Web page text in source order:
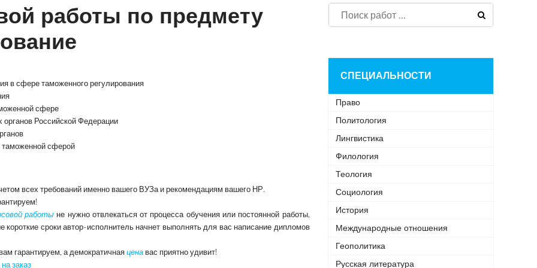
работы по предмету
в сфере таможенного регулирования
сфере
Российской Федерации
таможенной сферой
всех требований именно вашего ВУЗа и рекомендациям вашего НР.
работы не нужно отвлекаться от процесса обучения или постоянной работы,
сроки автор-исполнитель начнет выполнять для вас написание дипломов
гарантируем, а демократичнаяцена вас приятно удивит!
заказ
СПЕЦИАЛЬНОСТИ
Право
Политология
Лингвистика
Филология
Теология
Социология
История
Международные отношения
Геополитика
Русская литература